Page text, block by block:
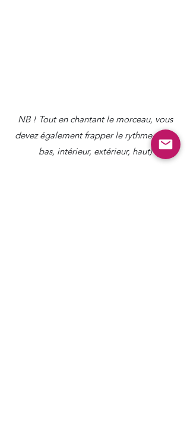
NB ! Tout en chantant le morceau, vous
devez également frapper le rythme (4/4 -
bas, intérieur, extérieur, haut)